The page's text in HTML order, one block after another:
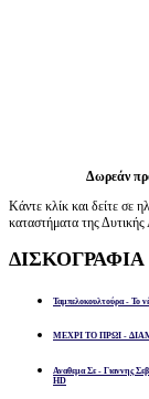
Δωρεάν
Κάντε κλίκ και δείτε σε
καταστήματα της
ΔΙΣΚΟΓΡΑΦΙΑ
Ταμπελοκουλτούρα - Το
ΜΕΧΡΙ ΤΟ ΠΡΩΙ -
Αναθεμα Σε - Γιαννης
HD